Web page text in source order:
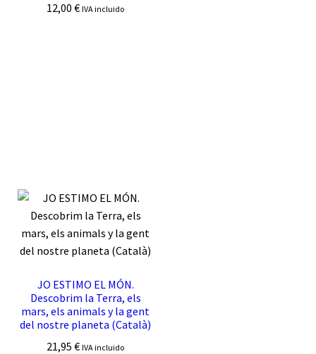
12,00€ IVA incluido
JO ESTIMO EL MÓN.
Descobrim la Terra, els
mars, els animals y la gent
del nostre planeta (Català)
21,95€ IVA incluido